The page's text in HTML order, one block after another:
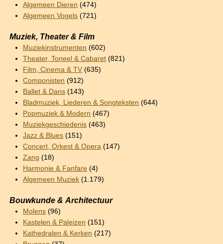
Algemeen Dieren (474)
Algemeen Vogels (721)
Muziek, Theater & Film
Muziekinstrumenten (602)
Theater, Toneel & Cabaret (821)
Film, Cinema & TV (635)
Componisten (912)
Ballet & Dans (143)
Bladmuziek, Liederen & Songteksten (644)
Popmuziek & Modern (467)
Muziekgeschiedenis (463)
Jazz & Blues (151)
Concert, Orkest & Opera (147)
Zang (18)
Harmonie & Fanfare (4)
Algemeen Muziek (1.179)
Bouwkunde & Architectuur
Molens (96)
Kastelen & Paleizen (151)
Kathedralen & Kerken (217)